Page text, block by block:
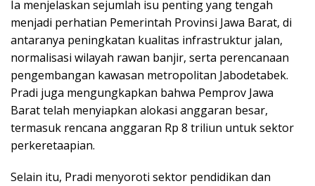
Ia menjelaskan sejumlah isu penting yang tengah
menjadi perhatian Pemerintah Provinsi Jawa Barat, di
antaranya peningkatan kualitas infrastruktur jalan,
normalisasi wilayah rawan banjir, serta perencanaan
pengembangan kawasan metropolitan Jabodetabek.
Pradi juga mengungkapkan bahwa Pemprov Jawa
Barat telah menyiapkan alokasi anggaran besar,
termasuk rencana anggaran Rp 8 triliun untuk sektor
perkeretaapian.
Selain itu, Pradi menyoroti sektor pendidikan dan